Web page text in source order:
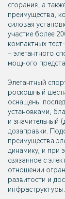
сгорания, а
преимущества,
силовая
участие более
компактных
– элегантного
мощного
Элегантный
роскошный
оснащены
установками,
и значительный
дозаправки.
преимущества
динамику, и при
связанное с
отношении
развитости и
инфраструктуры.